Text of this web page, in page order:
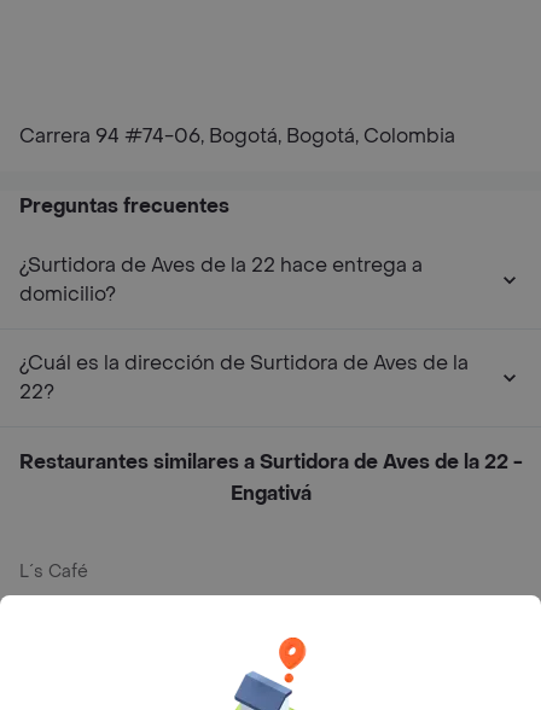
Carrera 94 #74-06, Bogotá, Bogotá, Colombia
Preguntas frecuentes
¿Surtidora de Aves de la 22 hace entrega a
domicilio?
¿Cuál es la dirección de Surtidora de Aves de la
22?
Restaurantes similares a Surtidora de Aves de la 22 -
Engativá
L´s Café